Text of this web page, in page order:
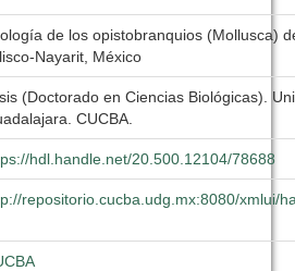
de los opistobranquios (Mollusca)
Nayarit, México
(Doctorado en Ciencias Biológicas).
CUCBA.
hdl.handle.net/20.500.12104/78688
repositorio.cucba.udg.mx:8080/xmlui/